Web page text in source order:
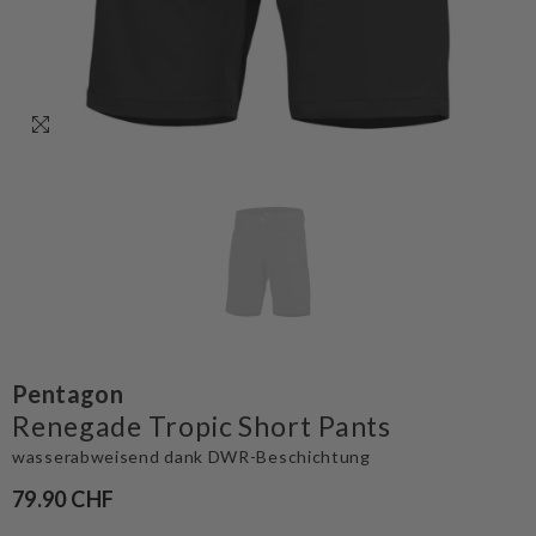
Pentagon
Renegade Tropic Short Pants
wasserabweisend dank DWR-Beschichtung
79.90 CHF